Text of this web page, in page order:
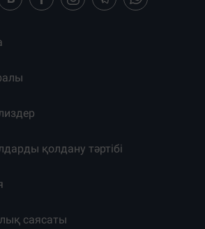
қолдану тәртібі
саясаты